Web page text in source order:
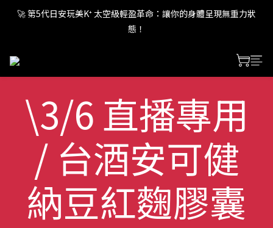
🚀 第5代日安玩美K⁺ 太空級輕盈革命：讓你的身體呈現無重力狀
態！
🚀 第5代日安玩美K⁺ 太空級輕盈革命：讓你的身體呈現無重力狀
態！
🚀 第5代日安玩美K⁺ 太空級輕盈革命：讓你的身體呈現無重力狀
\3/6 直播專用
/ 台酒安可健
納豆紅麴膠囊